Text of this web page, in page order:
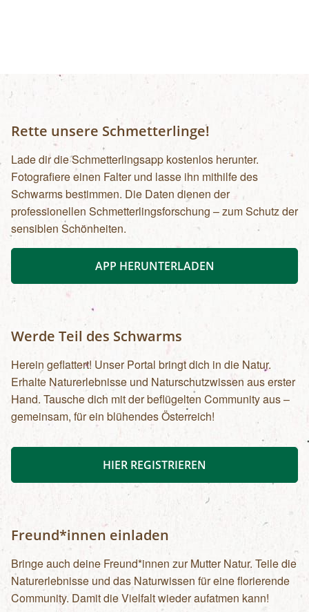
Rette unsere Schmetterlinge!
Lade dir die Schmetterlingsapp kostenlos herunter.
Fotografiere einen Falter und lasse ihn mithilfe des
Schwarms bestimmen. Die Daten dienen der
professionellen Schmetterlingsforschung – zum Schutz der
sensiblen Schönheiten.
APP HERUNTERLADEN
Werde Teil des Schwarms
Herein geflattert! Unser Portal bringt dich in die Natur.
Erhalte Naturerlebnisse und Naturschutzwissen aus erster
Hand. Tausche dich mit der beflügelten Community aus –
gemeinsam, für ein blühendes Österreich!
HIER REGISTRIEREN
Freund*innen einladen
Bringe auch deine Freund*innen zur Mutter Natur. Teile die
Naturerlebnisse und das Naturwissen für eine florierende
Community. Damit die Vielfalt wieder aufatmen kann!